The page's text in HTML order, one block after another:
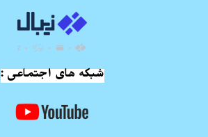
شبکه های اجتماعی :